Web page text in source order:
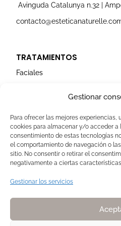
Gestionar
Para ofrecer las mejores
cookies para almacenar y/o acceder a
consentimiento de estas tecnologías
el comportamiento de navegación o
sitio. No consentir o retirar el
negativamente a ciertas
Gestionar los servicios
Avinguda Catalunya n.32 |
TRATAMIENTOS
Faciales
AVISOS LEGALES
Aviso Legal
Politica de Cookies
Política de privacidad